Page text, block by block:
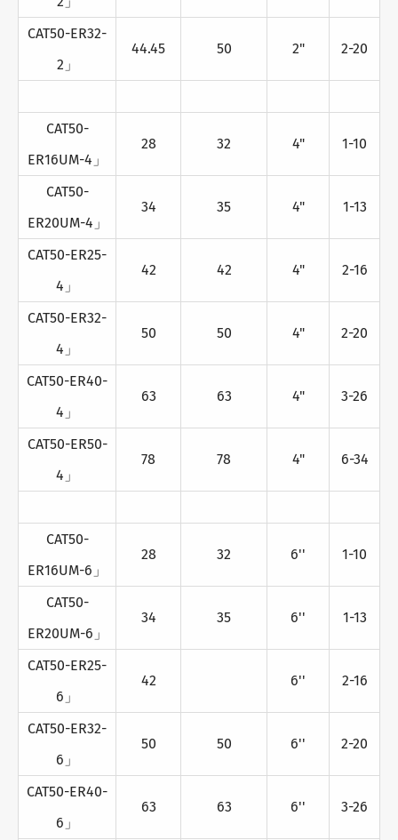
CAT50-ER32-
2」
44.45 50 2" 2-20
CAT50-
ER16UM-4」
28 32 4" 1-10
CAT50-
ER20UM-4」
34 35 4" 1-13
CAT50-ER25-
4」
42 42 4" 2-16
CAT50-ER32-
4」
50 50 4" 2-20
CAT50-ER40-
4」
63 63 4" 3-26
CAT50-ER50-
4」
78 78 4" 6-34
CAT50-
ER16UM-6」
28 32 6'' 1-10
CAT50-
ER20UM-6」
34 35 6'' 1-13
CAT50-ER25-
6」
42 6'' 2-16
CAT50-ER32-
6」
50 50 6'' 2-20
CAT50-ER40-
6」
63 63 6'' 3-26